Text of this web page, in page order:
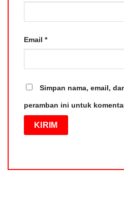
Email *
Simpan nama, email,
peramban ini untuk